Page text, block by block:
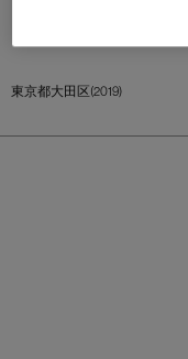
東京都大田区(2019)